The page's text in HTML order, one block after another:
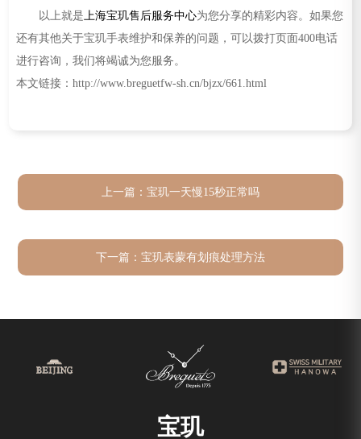
以上就是 上海宝玑售后服务中心为您分享的精彩内容。如果您
还有其他关于宝玑手表维护和保养的问题，可以拨打页面400电话
进行咨询，我们将竭诚为您服务。
本文链接：http://www.breguetfw-sh.cn/bjzx/661.html
上一篇： 宝玑一天慢15秒正常吗
下一篇： 宝玑表蒙有划痕处理方法
宝玑